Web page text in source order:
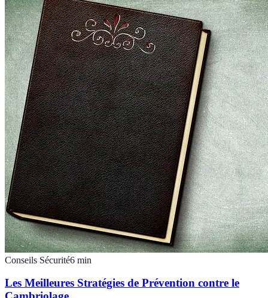
Conseils Sécurité6 min
Les Meilleures Stratégies de Prévention contre le